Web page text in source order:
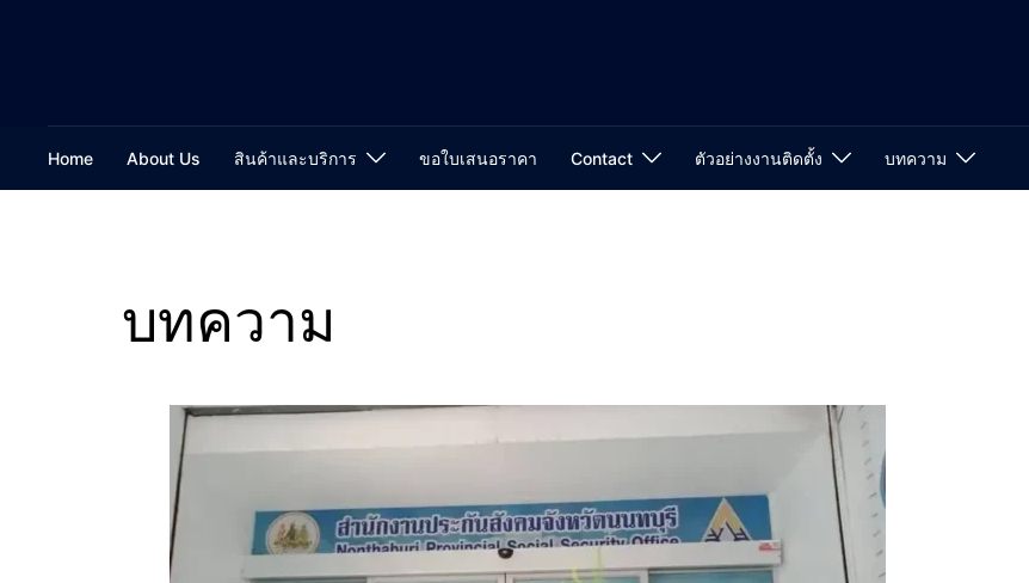
Home About Us สินค้าและบริการ ขอใบเสนอราคา Contact ตัวอย่างงานติดตั้ง บทความ
บทความ